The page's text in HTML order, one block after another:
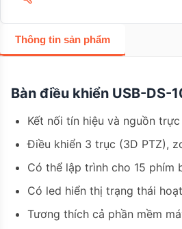
Thông tin sản phẩm
Bàn điều khiển USB-DS-
Kết nối tín hiệu và nguồn
Điều khiển 3 trục (3D PTZ),
Có thể lập trình cho 15 phím
Có led hiển thị trạng thái
Tương thích cả phần mềm